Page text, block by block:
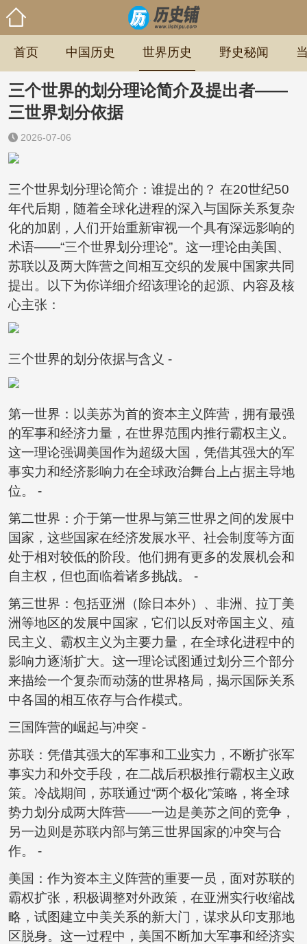
首页 中国历史 世界历史 野史秘闻
三个世界的划分理论简介及提出者——
三世界划分依据
2026-07-06
三个世界划分理论简介：谁提出的？ 在20世纪50
年代后期，随着全球化进程的深入与国际关系复杂
化的加剧，人们开始重新审视一个具有深远影响的
术语——“三个世界划分理论”。这一理论由美国、
苏联以及两大阵营之间相互交织的发展中国家共同
提出。以下为你详细介绍该理论的起源、内容及核
心主张：
三个世界的划分依据与含义 -
第一世界：以美苏为首的资本主义阵营，拥有最强
的军事和经济力量，在世界范围内推行霸权主义。
这一理论强调美国作为超级大国，凭借其强大的军
事实力和经济影响力在全球政治舞台上占据主导地
位。 -
第二世界：介于第一世界与第三世界之间的发展中
国家，这些国家在经济发展水平、社会制度等方面
处于相对较低的阶段。他们拥有更多的发展机会和
自主权，但也面临着诸多挑战。 -
第三世界：包括亚洲（除日本外）、非洲、拉丁美
洲等地区的发展中国家，它们以反对帝国主义、殖
民主义、霸权主义为主要力量，在全球化进程中的
影响力逐渐扩大。这一理论试图通过划分三个部分
来描绘一个复杂而动荡的世界格局，揭示国际关系
中各国的相互依存与合作模式。
三国阵营的崛起与冲突 -
苏联：凭借其强大的军事和工业实力，不断扩张军
事实力和外交手段，在二战后积极推行霸权主义政
策。冷战期间，苏联通过“两个极化”策略，将全球
势力划分成两大阵营——一边是美苏之间的竞争，
另一边则是苏联内部与第三世界国家的冲突与合
作。 -
美国：作为资本主义阵营的重要一员，面对苏联的
霸权扩张，积极调整对外政策，在亚洲实行收缩战
略，试图建立中美关系的新大门，谋求从印支那地
区脱身。这一过程中，美国不断加大军事和经济实